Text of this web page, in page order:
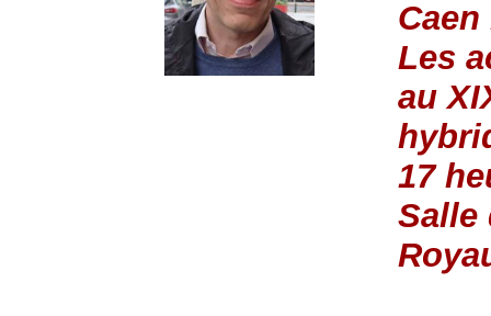
Les
au
17
Salle